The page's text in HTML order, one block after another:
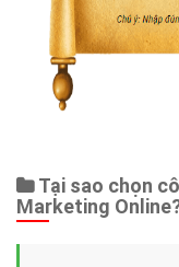
Tại sao chọn
Marketing